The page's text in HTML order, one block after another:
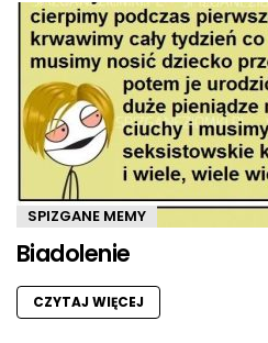
SPIZGANE MEMY
Biadolenie
CZYTAJ WIĘCEJ